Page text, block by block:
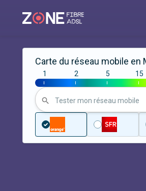
Carte du réseau mobile en
|
1
|
2
|
5
|
15
Tester mon réseau mobile